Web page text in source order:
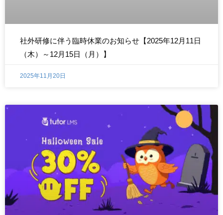
社外研修に伴う臨時休業のお知らせ【2025年12月11日
（木）～12月15日（月）】
2025年11月20日